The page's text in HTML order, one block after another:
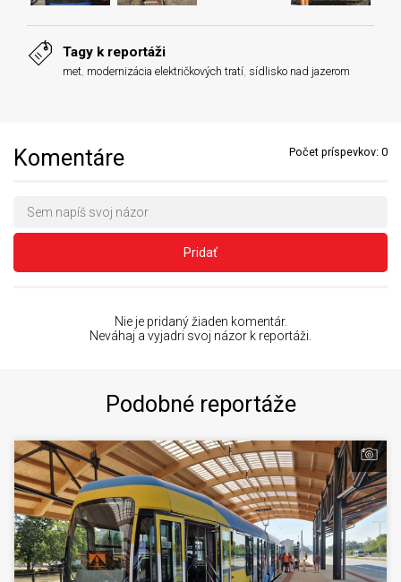
Tagy k reportáži
met modernizácia električkových tratí sídlisko nad jazerom
Komentáre Počet príspevkov: 0
Pridať
Nie je pridaný žiaden komentár.
Neváhaj a vyjadri svoj názor k reportáži.
Podobné reportáže